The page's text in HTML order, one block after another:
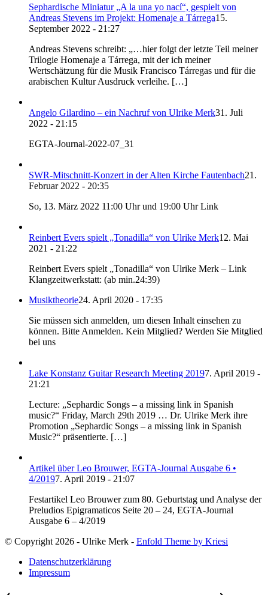
Sephardische Miniatur „A la una yo nací“, gespielt von
Andreas Stevens im Projekt: Homenaje a Tárrega15.
September 2022 - 21:27
Andreas Stevens schreibt: „…hier folgt der letzte Teil meiner
Trilogie Homenaje a Tárrega, mit der ich meiner
Wertschätzung für die Musik Francisco Tárregas und für die
arabischen Kultur Ausdruck verleihe. […]
Angelo Gilardino – ein Nachruf von Ulrike Merk31. Juli
2022 - 21:15
EGTA-Journal-2022-07_31
SWR-Mitschnitt-Konzert in der Alten Kirche Fautenbach21.
Februar 2022 - 20:35
So, 13. März 2022 11:00 Uhr und 19:00 Uhr Link
Reinbert Evers spielt „Tonadilla“ von Ulrike Merk12. Mai
2021 - 21:22
Reinbert Evers spielt „Tonadilla“ von Ulrike Merk – Link
Klangzeitwerkstatt: (ab min.24:39)
Musiktheorie24. April 2020 - 17:35
Sie müssen sich anmelden, um diesen Inhalt einsehen zu
können. Bitte Anmelden. Kein Mitglied? Werden Sie Mitglied
bei uns
Lake Konstanz Guitar Research Meeting 20197. April 2019 -
21:21
Lecture: „Sephardic Songs – a missing link in Spanish
music?“ Friday, March 29th 2019 … Dr. Ulrike Merk ihre
Promotion „Sephardic Songs – a missing link in Spanish
Music?“ präsentierte. […]
Artikel über Leo Brouwer, EGTA-Journal Ausgabe 6 •
4/20197. April 2019 - 21:07
Festartikel Leo Brouwer zum 80. Geburtstag und Analyse der
Preludios Epigramaticos Seite 20 – 24, EGTA-Journal
Ausgabe 6 – 4/2019
© Copyright 2026 - Ulrike Merk - Enfold Theme by Kriesi
Datenschutzerklärung
Impressum